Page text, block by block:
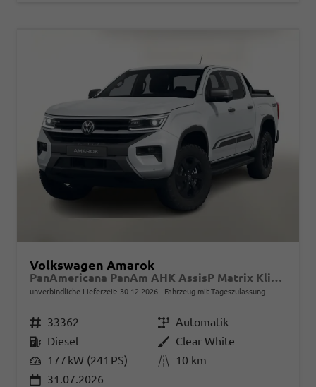
Volkswagen Amarok
PanAmericana PanAm AHK AssisP Matrix Klimaaut 18"LM
unverbindliche Lieferzeit: 30.12.2026 Fahrzeug mit Tageszulassung
Fahrzeugnr. 33362 GetriebeAutomatik
Kraftstoff Diesel AußenfarbeClear White
Leistung 177 kW (241 PS) Kilometerstand 10 km
31.07.2026